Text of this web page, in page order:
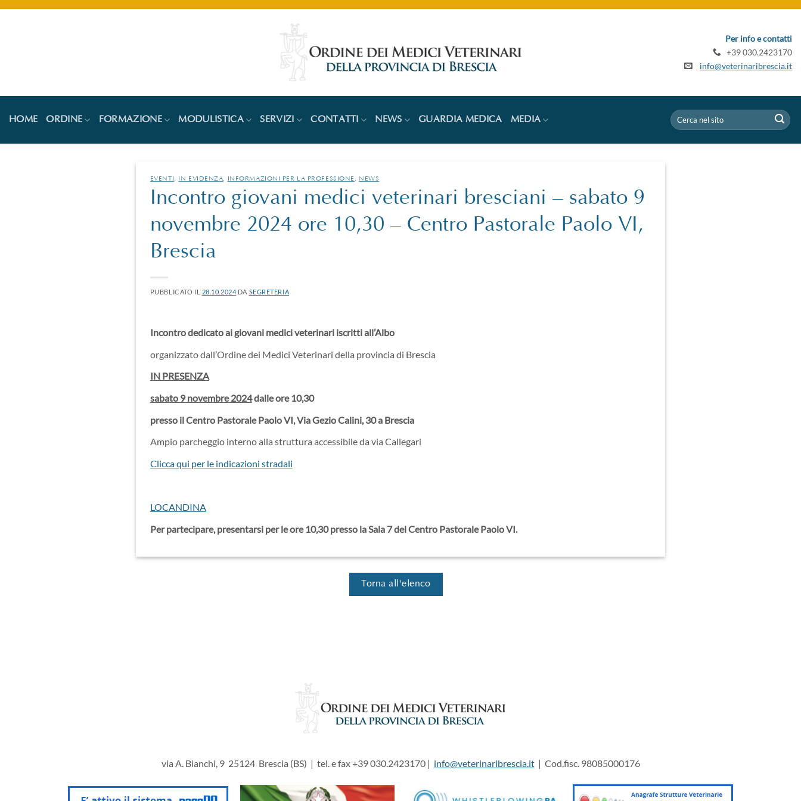
Salta
Per info e contatti
+39 030.2423170
info@veterinaribrescia.it
HOME ORDINE FORMAZIONE MODULISTICA SERVIZI CONTATTI NEWS GUARDIA MEDICA MEDIA
EVENTI , IN EVIDENZA, INFORMAZIONI PER LA PROFESSIONE , NEWS
Incontro giovani medici veterinari bresciani – sabato 9
novembre 2024 ore 10,30 – Centro Pastorale Paolo VI,
Brescia
PUBBLICATO IL 28.10.2024 DA SEGRETERIA
Incontro dedicato ai giovani medici veterinari iscritti all’Albo
organizzato dall’Ordine dei Medici Veterinari della provincia di Brescia
IN PRESENZA
sabato 9 novembre 2024dalle ore 10,30
presso il Centro Pastorale Paolo VI, Via Gezio Calini, 30 a Brescia
Ampio parcheggio interno alla struttura accessibile da via Callegari
Clicca qui per le indicazioni stradali
LOCANDINA
Per partecipare, presentarsi per le ore 10,30 presso la Sala 7 del Centro Pastorale Paolo VI.
Torna all'elenco
via A. Bianchi, 9 25124 Brescia (BS) | tel. e fax +39 030.2423170 | info@veterinaribrescia.it| Cod.fisc. 98085000176